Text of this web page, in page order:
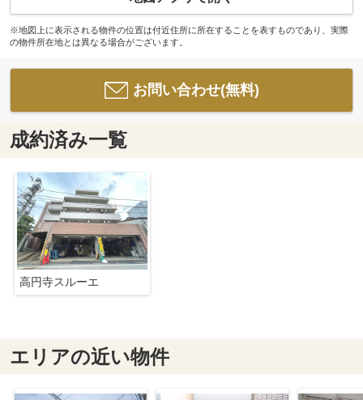
※地図上に表示される物件の位置は付近住所に所在することを表すものであり、実際
の物件所在地とは異なる場合がございます。
お問い合わせ(無料)
成約済み一覧
高円寺スルーエ
エリアの近い物件